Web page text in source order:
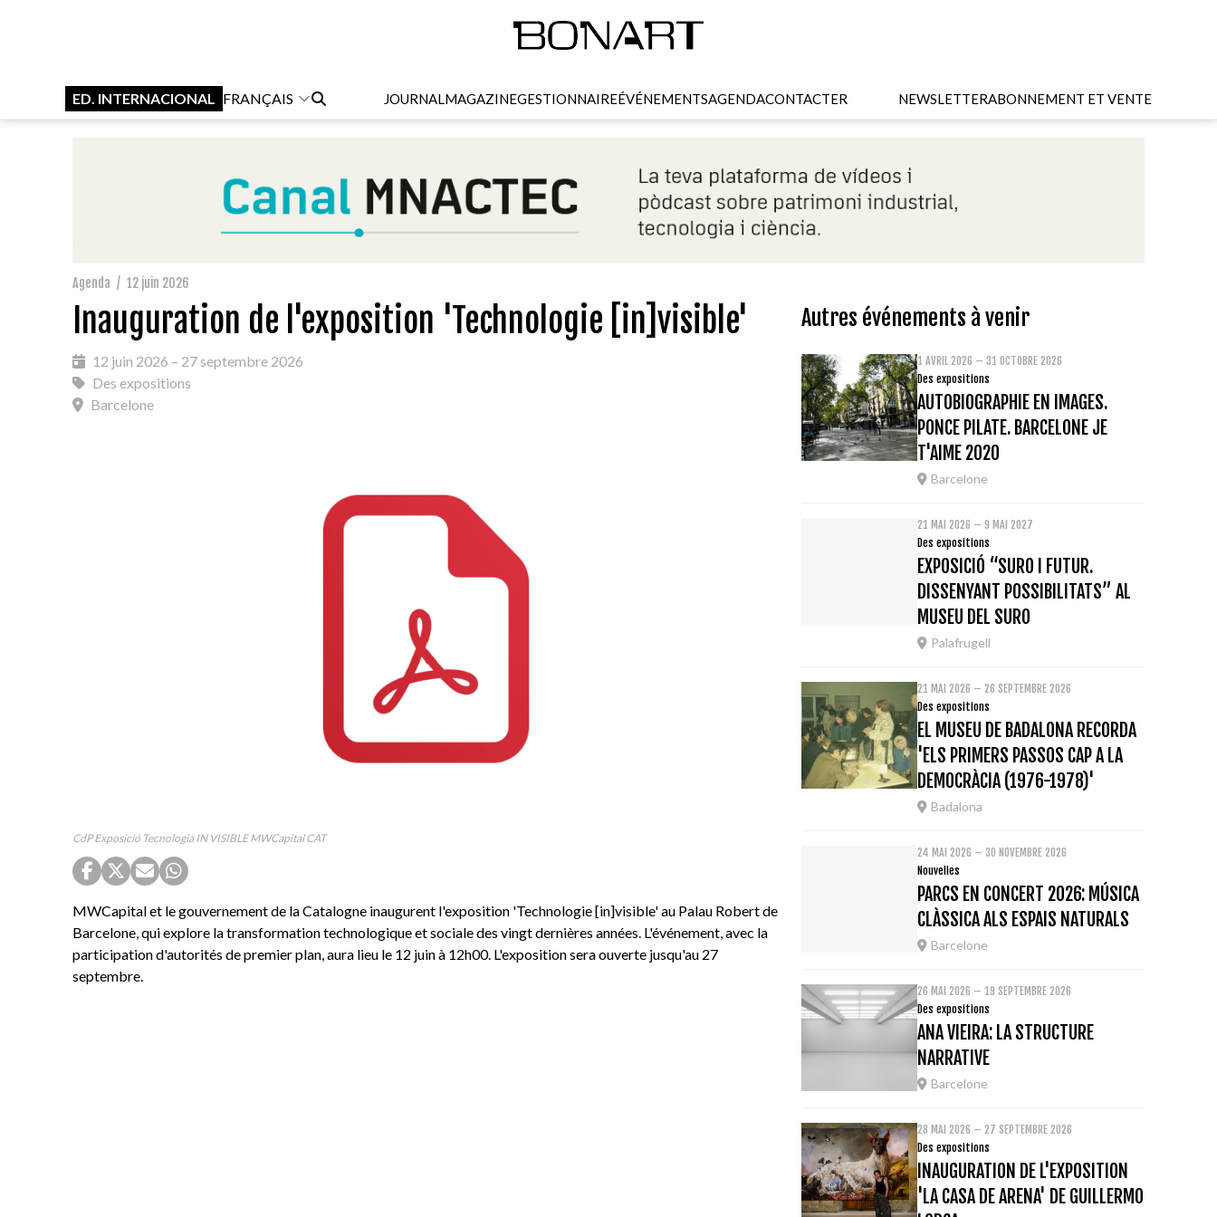
ED. INTERNACIONAL FRANÇAIS JOURNALMAGAZINEGESTIONNAIREÉVÉNEMENTSAGENDACONTACTER NEWSLETTERABONNEMENT ET VENTE
Agenda / 12 juin 2026
Inauguration de l'exposition 'Technologie [in]visible'
12 juin 2026 – 27 septembre 2026
Des expositions
Barcelone
CdP Exposició Tecnologia IN VISIBLE MWCapital CAT
MWCapital et le gouvernement de la Catalogne inaugurent l'exposition 'Technologie [in]visible' au Palau Robert de
Barcelone, qui explore la transformation technologique et sociale des vingt dernières années. L'événement, avec la
participation d'autorités de premier plan, aura lieu le 12 juin à 12h00. L'exposition sera ouverte jusqu'au 27
septembre.
Autres événements à venir
1 AVRIL 2026 – 31 OCTOBRE 2026
Des expositions
AUTOBIOGRAPHIE EN IMAGES.
PONCE PILATE. BARCELONE JE
T'AIME 2020
Barcelone
21 MAI 2026 – 9 MAI 2027
Des expositions
EXPOSICIÓ “SURO I FUTUR.
DISSENYANT POSSIBILITATS” AL
MUSEU DEL SURO
Palafrugell
21 MAI 2026 – 26 SEPTEMBRE 2026
Des expositions
EL MUSEU DE BADALONA RECORDA
'ELS PRIMERS PASSOS CAP A LA
DEMOCRÀCIA (1976-1978)'
Badalona
24 MAI 2026 – 30 NOVEMBRE 2026
Nouvelles
PARCS EN CONCERT 2026: MÚSICA
CLÀSSICA ALS ESPAIS NATURALS
Barcelone
26 MAI 2026 – 19 SEPTEMBRE 2026
Des expositions
ANA VIEIRA: LA STRUCTURE
NARRATIVE
Barcelone
28 MAI 2026 – 27 SEPTEMBRE 2026
Des expositions
INAUGURATION DE L'EXPOSITION
'LA CASA DE ARENA' DE GUILLERMO